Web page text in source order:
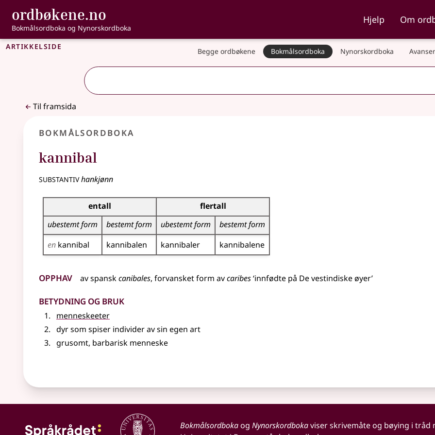
Gå til hovudinnhald
Tilgjenge
ordbøkene.no , Bokmålsordboka og Nynorskordboka
Bokmålsordboka og Nynorskordboka
Hjelp Om
Artikkelside Begge ordbøkene Bokmålsordboka Nynorskordboka
Til framsida
Bokmålsordboka
kannibal
substantivhankjønn
Bøyingstabell for dette substantivet
entall
flertall
ubestemt form
bestemt form ubestemt form
bestemt form
en kannibal kannibalen kannibaler kannibalene
Opphav avspanskcanibales, forvansket form avcaribes‘innfødte på De vestindiske øyer’
Betydning og bruk
menneskeeter
dyr som spiser individer av sin egen art
grusomt, barbarisk menneske
Bokmålsordbokaog Nynorskordbokaviser skrivemåte og bøying i tråd